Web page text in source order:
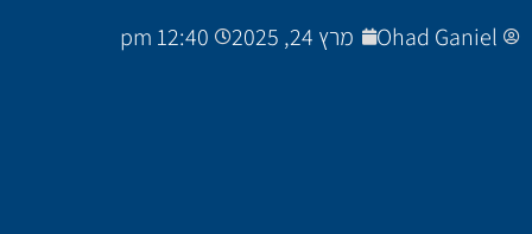
Ohad Ganiel מרץ 24, 2025 12:40 pm